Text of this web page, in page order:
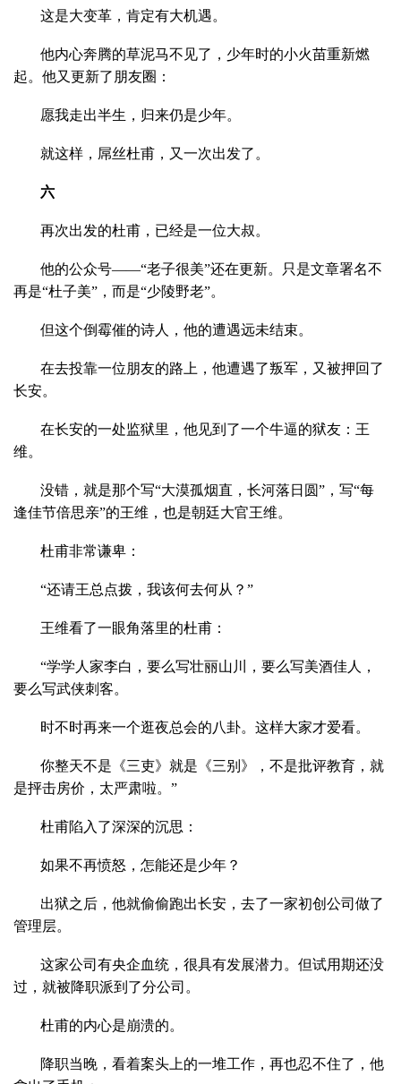
这是大变革，肯定有大机遇。
他内心奔腾的草泥马不见了，少年时的小火苗重新燃
起。他又更新了朋友圈：
愿我走出半生，归来仍是少年。
就这样，屌丝杜甫，又一次出发了。
六
再次出发的杜甫，已经是一位大叔。
他的公众号——“老子很美”还在更新。只是文章署名不
再是“杜子美”，而是“少陵野老”。
但这个倒霉催的诗人，他的遭遇远未结束。
在去投靠一位朋友的路上，他遭遇了叛军，又被押回了
长安。
在长安的一处监狱里，他见到了一个牛逼的狱友：王
维。
没错，就是那个写“大漠孤烟直，长河落日圆”，写“每
逢佳节倍思亲”的王维，也是朝廷大官王维。
杜甫非常谦卑：
“还请王总点拨，我该何去何从？”
王维看了一眼角落里的杜甫：
“学学人家李白，要么写壮丽山川，要么写美酒佳人，
要么写武侠刺客。
时不时再来一个逛夜总会的八卦。这样大家才爱看。
你整天不是《三吏》就是《三别》，不是批评教育，就
是抨击房价，太严肃啦。”
杜甫陷入了深深的沉思：
如果不再愤怒，怎能还是少年？
出狱之后，他就偷偷跑出长安，去了一家初创公司做了
管理层。
这家公司有央企血统，很具有发展潜力。但试用期还没
过，就被降职派到了分公司。
杜甫的内心是崩溃的。
降职当晚，看着案头上的一堆工作，再也忍不住了，他